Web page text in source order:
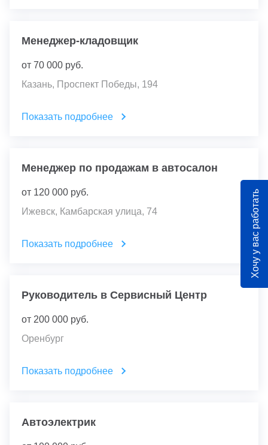
Менеджер-кладовщик
от 70 000 руб.
Казань, Проспект Победы, 194
Показать подробнее
Менеджер по продажам в автосалон
от 120 000 руб.
Ижевск, Камбарская улица, 74
Показать подробнее
Руководитель в Сервисный Центр
от 200 000 руб.
Оренбург
Показать подробнее
Автоэлектрик
Хочу у вас работать